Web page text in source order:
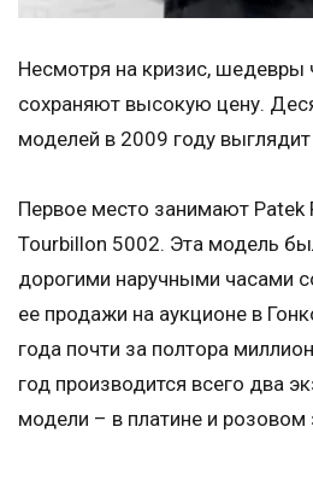
Несмотря на кризис, шедевры
сохраняют высокую цену.
моделей в 2009 году выглядит
Первое место занимают Patek
Tourbillon 5002. Эта модель
дорогими наручными часами
ее продажи на аукционе в
года почти за полтора
год производится всего два
модели – в платине и розовом